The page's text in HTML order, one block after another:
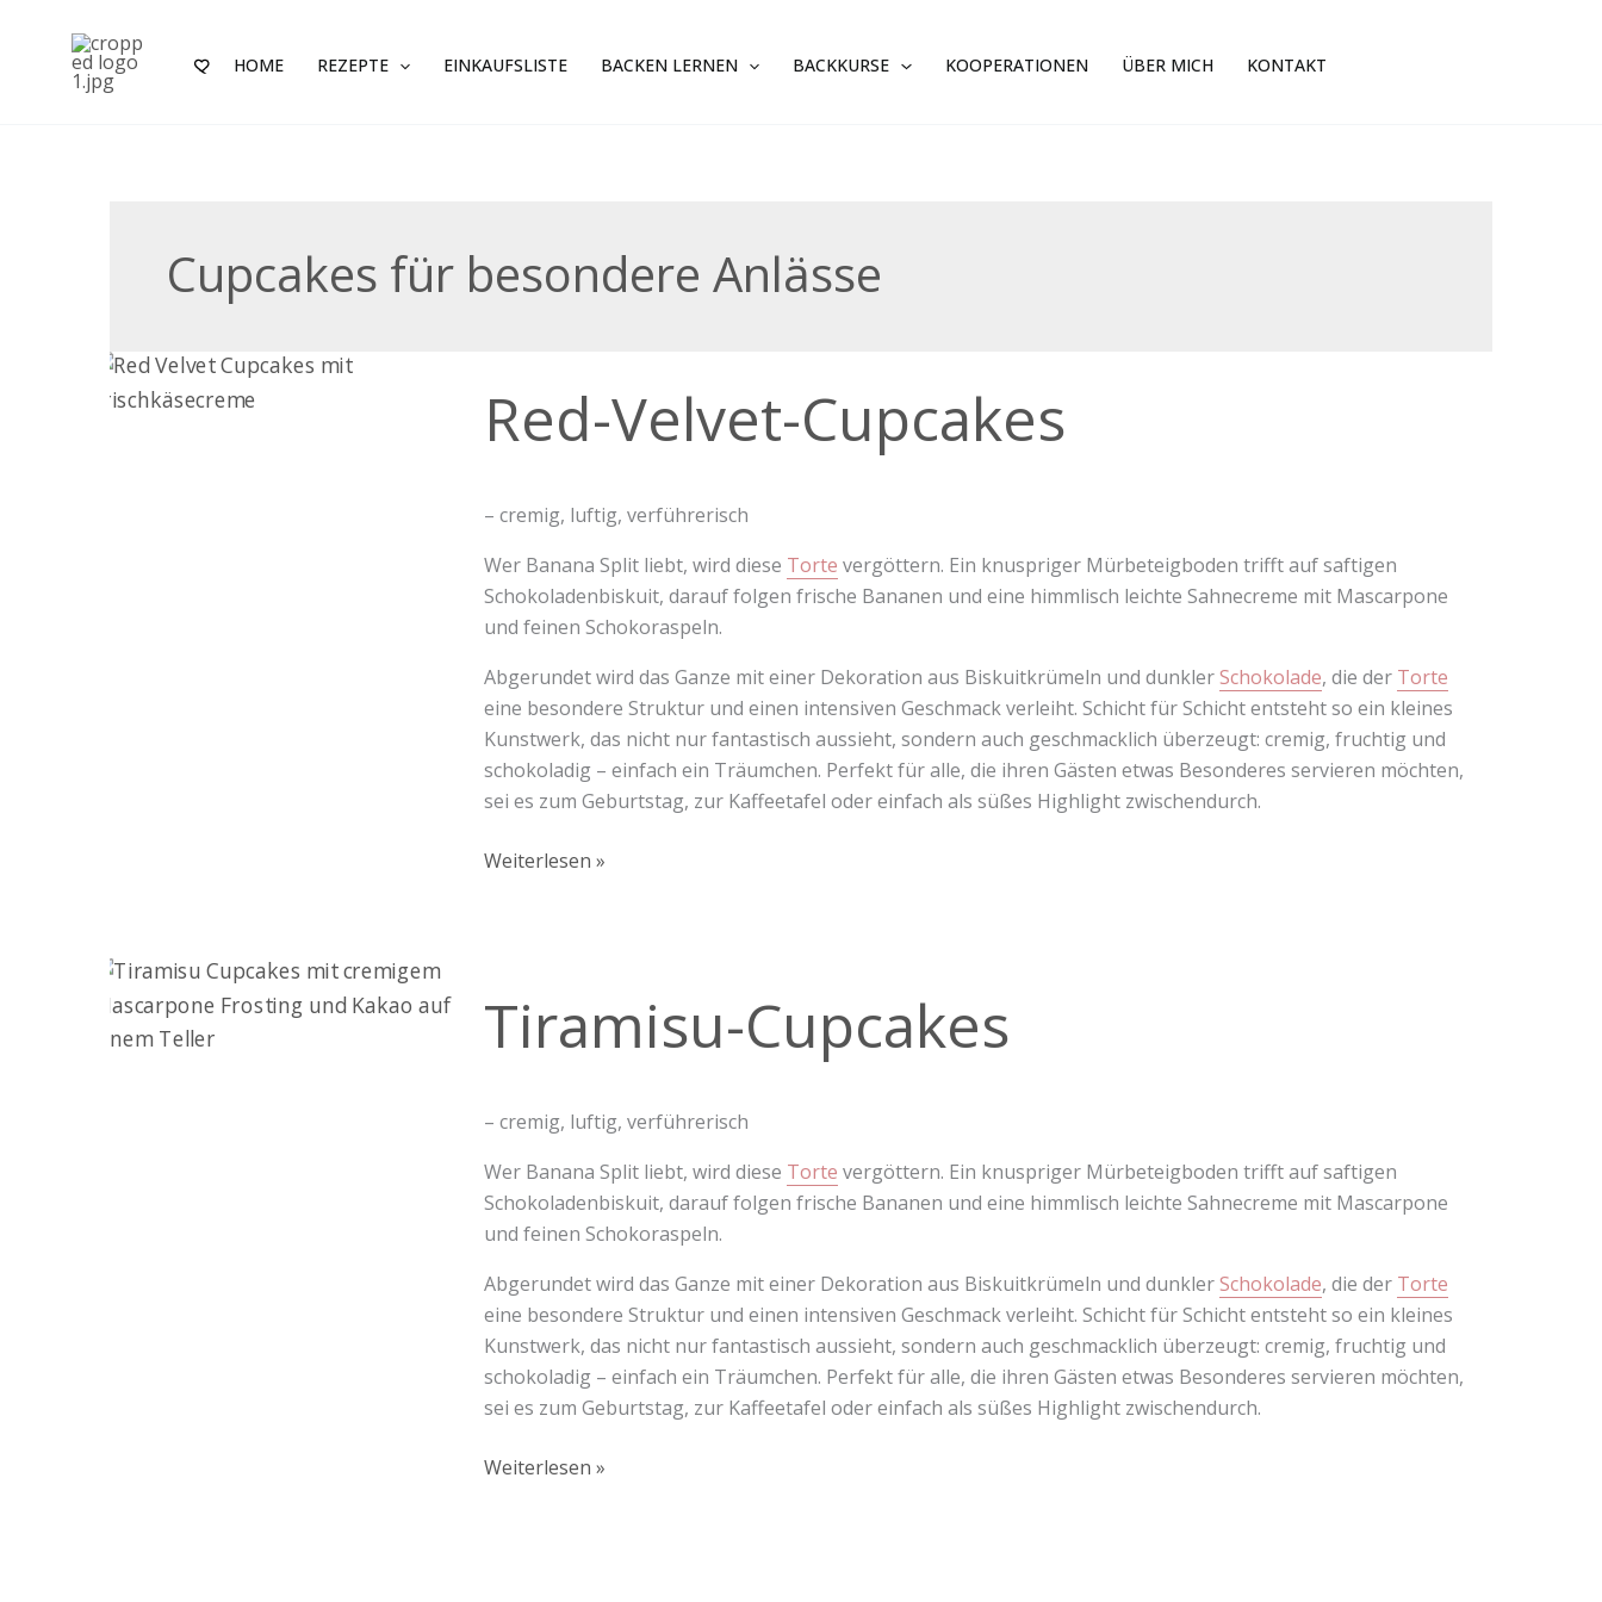
springen
HOME REZEPTE EINKAUFSLISTE BACKEN LERNEN BACKKURSE KOOPERATIONEN ÜBER MICH KONTAKT
Cupcakes für besondere Anlässe
Red-Velvet-Cupcakes
– cremig, luftig, verführerisch
Wer Banana Split liebt, wird diese Torte vergöttern. Ein knuspriger Mürbeteigboden trifft auf saftigen
Schokoladenbiskuit, darauf folgen frische Bananen und eine himmlisch leichte Sahnecreme mit Mascarpone
und feinen Schokoraspeln.
Abgerundet wird das Ganze mit einer Dekoration aus Biskuitkrümeln und dunklerSchokolade, die der Torte
eine besondere Struktur und einen intensiven Geschmack verleiht. Schicht für Schicht entsteht so ein kleines
Kunstwerk, das nicht nur fantastisch aussieht, sondern auch geschmacklich überzeugt: cremig, fruchtig und
schokoladig – einfach ein Träumchen. Perfekt für alle, die ihren Gästen etwas Besonderes servieren möchten,
sei es zum Geburtstag, zur Kaffeetafel oder einfach als süßes Highlight zwischendurch.
Velvet-
Cupcakes
Weiterlesen »
Tiramisu-Cupcakes
– cremig, luftig, verführerisch
Wer Banana Split liebt, wird diese Torte vergöttern. Ein knuspriger Mürbeteigboden trifft auf saftigen
Schokoladenbiskuit, darauf folgen frische Bananen und eine himmlisch leichte Sahnecreme mit Mascarpone
und feinen Schokoraspeln.
Abgerundet wird das Ganze mit einer Dekoration aus Biskuitkrümeln und dunklerSchokolade, die der Torte
eine besondere Struktur und einen intensiven Geschmack verleiht. Schicht für Schicht entsteht so ein kleines
Kunstwerk, das nicht nur fantastisch aussieht, sondern auch geschmacklich überzeugt: cremig, fruchtig und
schokoladig – einfach ein Träumchen. Perfekt für alle, die ihren Gästen etwas Besonderes servieren möchten,
sei es zum Geburtstag, zur Kaffeetafel oder einfach als süßes Highlight zwischendurch.
Cupcakes
Weiterlesen »